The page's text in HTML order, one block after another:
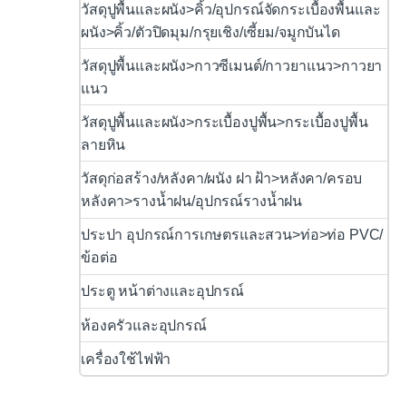
วัสดุปูพื้นและผนัง>คิ้ว/อุปกรณ์จัดกระเบื้องพื้นและ
ผนัง>คิ้ว/ตัวปิดมุม/กรุยเชิง/เซี้ยม/จมูกบันได
วัสดุปูพื้นและผนัง>กาวซีเมนต์/กาวยาแนว>กาวยา
แนว
วัสดุปูพื้นและผนัง>กระเบื้องปูพื้น>กระเบื้องปูพื้น
ลายหิน
วัสดุก่อสร้าง/หลังคา/ผนัง ฝา ฝ้า>หลังคา/ครอบ
หลังคา>รางน้ำฝน/อุปกรณ์รางน้ำฝน
ประปา อุปกรณ์การเกษตรและสวน>ท่อ>ท่อ PVC/
ข้อต่อ
ประตู หน้าต่างและอุปกรณ์
ห้องครัวและอุปกรณ์
เครื่องใช้ไฟฟ้า